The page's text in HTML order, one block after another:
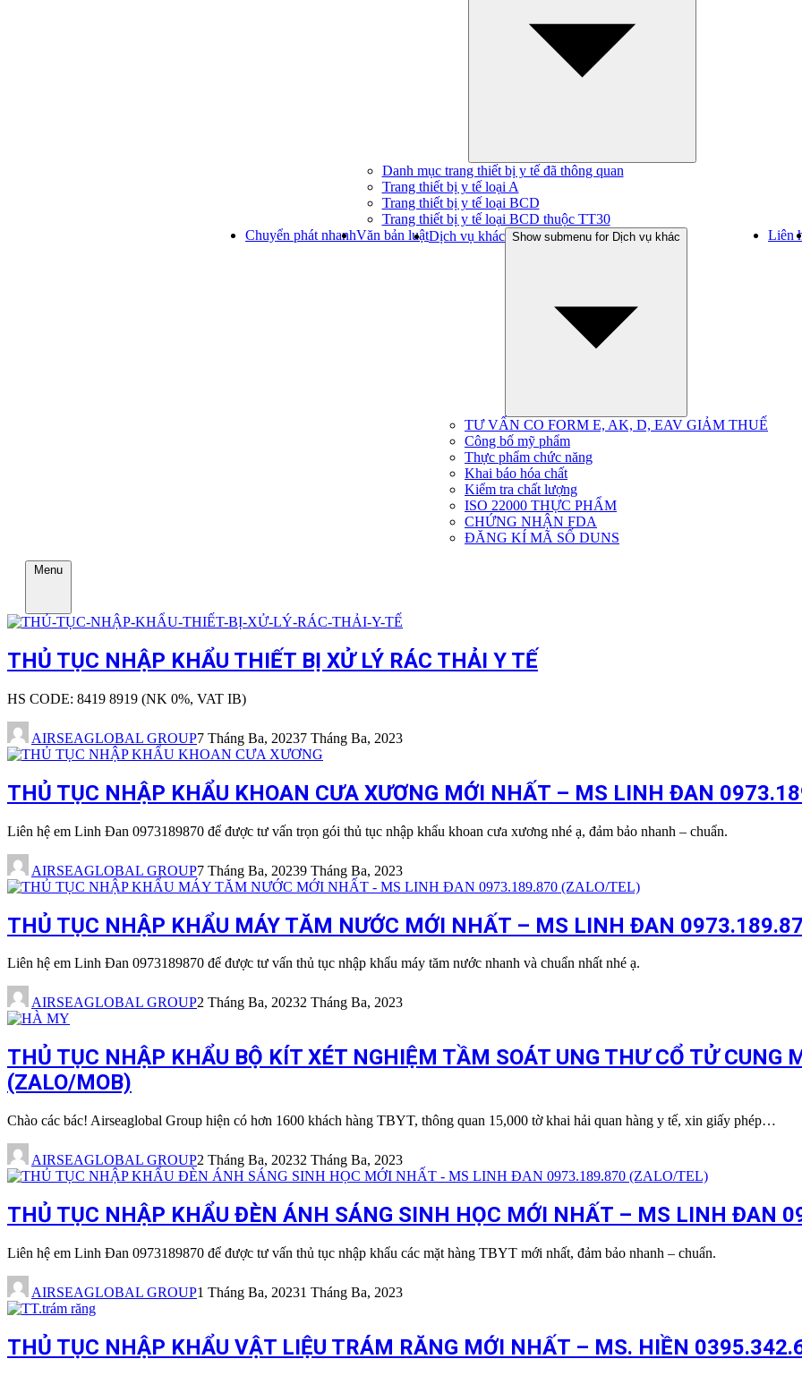
Danh mục trang thiết bị y tế đã thông quan
Trang thiết bị y tế loại A
Trang thiết bị y tế loại BCD
Trang thiết bị y tế loại BCD thuộc TT30
Chuyển phát nhanhVăn bản luậtDịch vụ khác Show submenu for Dịch vụ khác
TƯ VẤN CO FORM E, AK, D, EAV GIẢM THUẾ
Công bố mỹ phẩm
Thực phẩm chức năng
Khai báo hóa chất
Kiểm tra chất lượng
ISO 22000 THỰC PHẨM
CHỨNG NHẬN FDA
ĐĂNG KÍ MÃ SỐ DUNS
Liên
Menu
THỦ TỤC NHẬP KHẨU THIẾT BỊ XỬ LÝ RÁC THẢI Y TẾ
HS CODE: 8419 8919 (NK 0%, VAT IB)
AIRSEAGLOBAL GROUP7 Tháng Ba, 20237 Tháng Ba, 2023
THỦ TỤC NHẬP KHẨU KHOAN CƯA XƯƠNG MỚI NHẤT – MS LINH ĐAN
Liên hệ em Linh Đan 0973189870 để được tư vấn trọn gói thủ tục nhập khẩu khoan cưa xương nhé ạ, đảm bảo nhanh – chuẩn.
AIRSEAGLOBAL GROUP7 Tháng Ba, 20239 Tháng Ba, 2023
THỦ TỤC NHẬP KHẨU MÁY TĂM NƯỚC MỚI NHẤT – MS LINH ĐAN
Liên hệ em Linh Đan 0973189870 để được tư vấn thủ tục nhập khẩu máy tăm nước nhanh và chuẩn nhất nhé ạ.
AIRSEAGLOBAL GROUP2 Tháng Ba, 20232 Tháng Ba, 2023
THỦ TỤC NHẬP KHẨU BỘ KÍT XÉT NGHIỆM TẦM SOÁT UNG THƯ CỔ TỬ
(ZALO/MOB)
Chào các bác! Airseaglobal Group hiện có hơn 1600 khách hàng TBYT, thông quan 15,000 tờ khai hải quan hàng y tế, xin giấy phép…
AIRSEAGLOBAL GROUP2 Tháng Ba, 20232 Tháng Ba, 2023
THỦ TỤC NHẬP KHẨU ĐÈN ÁNH SÁNG SINH HỌC MỚI NHẤT – MS LINH ĐAN
Liên hệ em Linh Đan 0973189870 để được tư vấn thủ tục nhập khẩu các mặt hàng TBYT mới nhất, đảm bảo nhanh – chuẩn.
AIRSEAGLOBAL GROUP1 Tháng Ba, 20231 Tháng Ba, 2023
THỦ TỤC NHẬP KHẨU VẬT LIỆU TRÁM RĂNG MỚI NHẤT – MS. HIỀN